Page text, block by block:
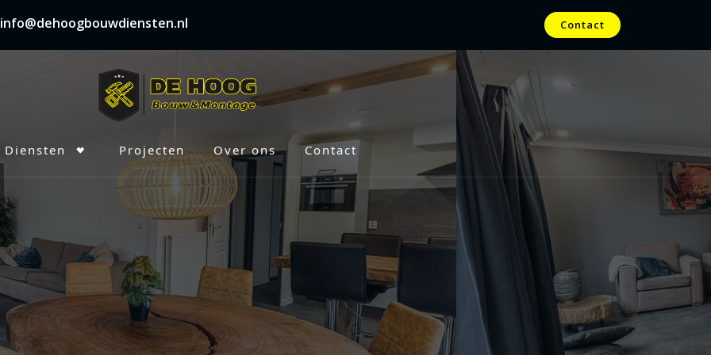
info@dehoogbouwdiensten.nl Contact
Diensten Projecten Over ons Contact